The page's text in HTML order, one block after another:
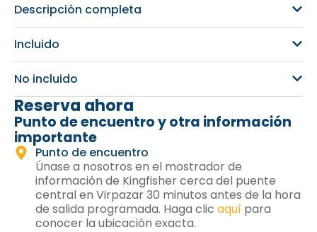
Descripción completa
Incluido
No incluido
Reserva ahora
Punto de encuentro y otra información
importante
Punto de encuentro
Únase a nosotros en el mostrador de
información de Kingfisher cerca del puente
central en Virpazar 30 minutos antes de la hora
de salida programada. Haga clic aquí para
conocer la ubicación exacta.